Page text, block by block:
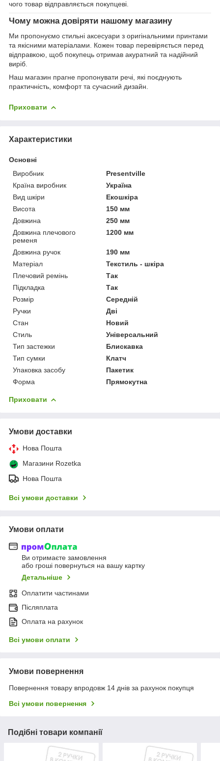
чого товар відправляється покупцеві.
Чому можна довіряти нашому магазину
Ми пропонуємо стильні аксесуари з оригінальними принтами
та якісними матеріалами. Кожен товар перевіряється перед
відправкою, щоб покупець отримав акуратний та надійний
виріб.
Наш магазин прагне пропонувати речі, які поєднують
практичність, комфорт та сучасний дизайн.
Приховати
Характеристики
Основні
Виробник
Presentville
Країна виробник
Україна
Вид шкіри
Екошкіра
Висота
150 мм
Довжина
250 мм
Довжина плечового
ременя
1200 мм
Довжина ручок
190 мм
Матеріал
Текстиль - шкіра
Плечовий ремінь
Так
Підкладка
Так
Розмір
Середній
Ручки
Дві
Стан
Новий
Стиль
Універсальний
Тип застежки
Блискавка
Тип сумки
Клатч
Упаковка засобу
Пакетик
Форма
Прямокутна
Приховати
Умови доставки
Нова Пошта
Магазини Rozetka
Нова Пошта
Всі умови доставки
Умови оплати
Ви отримаєте замовлення
або гроші повернуться на вашу картку
Детальніше
Оплатити частинами
Післяплата
Оплата на рахунок
Всі умови оплати
Умови повернення
Повернення товару впродовж 14 днів за рахунок покупця
Всі умови повернення
Подібні товари компанії